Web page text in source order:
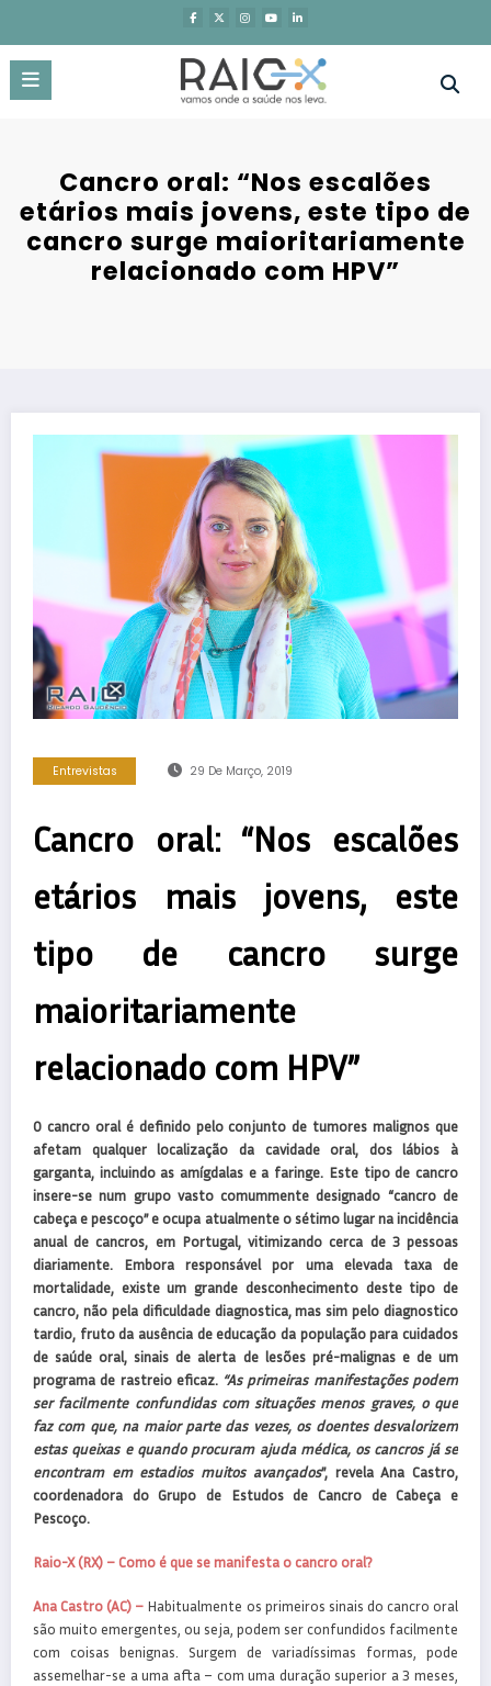
o
conteúdo
Cancro oral: “Nos escalões
etários mais jovens, este tipo de
cancro surge maioritariamente
relacionado com HPV”
Entrevistas 29 De Março, 2019
Cancro oral: “Nos escalões
etários mais jovens, este
tipo de cancro surge
maioritariamente
relacionado com HPV”
O cancro oral é definido pelo conjunto de tumores malignos que
afetam qualquer localização da cavidade oral, dos lábios à
garganta, incluindo as amígdalas e a faringe. Este tipo de cancro
insere-se num grupo vasto comummente designado “cancro de
cabeça e pescoço” e ocupa atualmente o sétimo lugar na incidência
anual de cancros, em Portugal, vitimizando cerca de 3 pessoas
diariamente. Embora responsável por uma elevada taxa de
mortalidade, existe um grande desconhecimento deste tipo de
cancro, não pela dificuldade diagnostica, mas sim pelo diagnostico
tardio, fruto da ausência de educação da população para cuidados
de saúde oral, sinais de alerta de lesões pré-malignas e de um
programa de rastreio eficaz. “As primeiras manifestações podem
ser facilmente confundidas com situações menos graves, o que
faz com que, na maior parte das vezes, os doentes desvalorizem
estas queixas e quando procuram ajuda médica, os cancros já se
encontram em estadios muitos avançados”, revela Ana Castro,
coordenadora do Grupo de Estudos de Cancro de Cabeça e
Pescoço.
Raio-X (RX) –Como é que se manifesta o cancro oral?
Ana Castro (AC) – Habitualmente os primeiros sinais do cancro oral
são muito emergentes, ou seja, podem ser confundidos facilmente
com coisas benignas. Surgem de variadíssimas formas, pode
assemelhar-se a uma afta – com uma duração superior a 3 meses,